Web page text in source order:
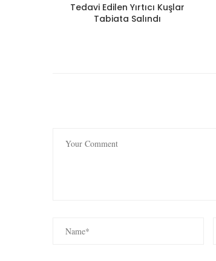
Tedavi Edilen Yırtıcı Kuşlar
Tabiata Salındı